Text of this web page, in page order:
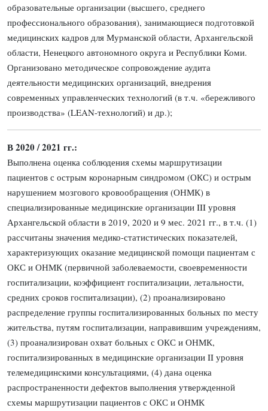
образовательные организации (высшего, среднего
профессионального образования), занимающиеся подготовкой
медицинских кадров для Мурманской области, Архангельской
области, Ненецкого автономного округа и Республики Коми.
Организовано методическое сопровождение аудита
деятельности медицинских организаций, внедрения
современных управленческих технологий (в т.ч. «бережливого
производства» (LEAN-технологий) и др.);
В 2020 / 2021 гг.:
Выполнена оценка соблюдения схемы маршрутизации
пациентов с острым коронарным синдромом (ОКС) и острым
нарушением мозгового кровообращения (ОНМК) в
специализированные медицинские организации III уровня
Архангельской области в 2019, 2020 и 9 мес. 2021 гг., в т.ч. (1)
рассчитаны значения медико-статистических показателей,
характеризующих оказание медицинской помощи пациентам с
ОКС и ОНМК (первичной заболеваемости, своевременности
госпитализации, коэффициент госпитализации, летальности,
средних сроков госпитализации), (2) проанализировано
распределение группы госпитализированных больных по месту
жительства, путям госпитализации, направившим учреждениям,
(3) проанализирован охват больных с ОКС и ОНМК,
госпитализированных в медицинские организации II уровня
телемедицинскими консультациями, (4) дана оценка
распространенности дефектов выполнения утвержденной
схемы маршрутизации пациентов с ОКС и ОНМК